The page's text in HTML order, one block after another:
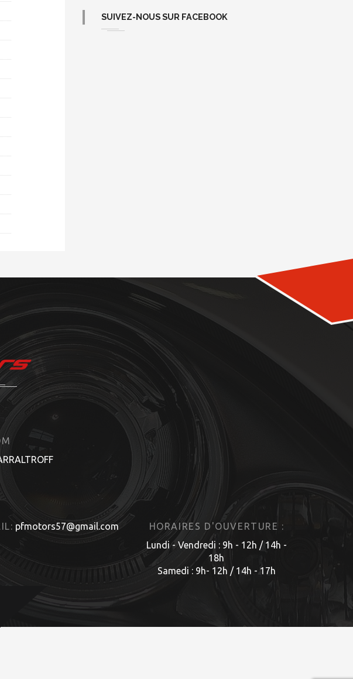
SUIVEZ-NOUS SUR FACEBOOK
pfmotors57@gmail.com
HORAIRES D'OUVERTURE :
Lundi - Vendredi : 9h - 12h / 14h -
18h
Samedi : 9h- 12h / 14h - 17h